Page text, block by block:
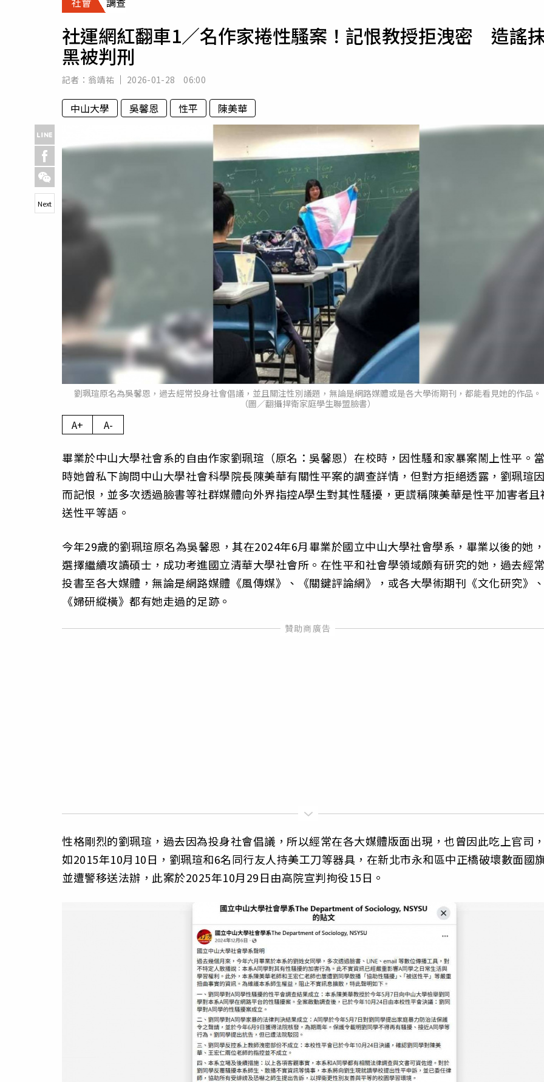
專欄
運勢
社運網紅翻車1／名作家捲性騷案！記恨教授拒洩密 造謠
黑被判刑
記者： 翁靖祐 2026-01-28 06:00
中山大學 吳馨恩 性平 陳美華
劉珮瑄原名為吳馨恩，過去經常投身社會倡議，並且關注性別議題，無論是網路媒體或是各大學術期刊，都能看見她的作品。
（圖／翻攝捍衛家庭學生聯盟臉書）
Next
A+ A-
畢業於中山大學社會系的自由作家劉珮瑄（原名：吳馨恩）在校時，因性騷和家暴案鬧上性平。
時她曾私下詢問中山大學社會科學院長陳美華有關性平案的調查詳情，但對方拒絕透露，劉珮瑄
而記恨，並多次透過臉書等社群媒體向外界指控A學生對其性騷擾，更謊稱陳美華是性平加害者且
送性平等語。
今年29歲的劉珮瑄原名為吳馨恩，其在2024年6月畢業於國立中山大學社會學系，畢業以後的她，
選擇繼續攻讀碩士，成功考進國立清華大學社會所。在性平和社會學領域頗有研究的她，過去經
投書至各大媒體，無論是網路媒體《風傳媒》、《關鍵評論網》，或各大學術期刊《文化研究》
《婦研縱橫》都有她走過的足跡。
性格剛烈的劉珮瑄，過去因為投身社會倡議，所以經常在各大媒體版面出現，也曾因此吃上官司
如2015年10月10日，劉珮瑄和6名同行友人持美工刀等器具，在新北市永和區中正橋破壞數面國
並遭警移送法辦，此案於2025年10月29日由高院宣判拘役15日。